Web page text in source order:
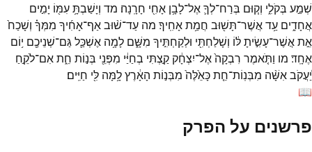
שְׁמַ֣ע בְּקֹלִ֑י וְק֧וּם בְּרַח־לְךָ֛אֶל־לָבָ֥ן אָחִ֖י חָרָֽנָה׃ מד וְיָשַׁבְתָּ֥עִמּ֖וֹ יָמִ֣ים
אֲחָדִ֑ים עַ֥דאֲשֶׁר־תָּשׁ֖וּב חֲמַ֥תאָחִֽיךָ׃ מה עַד־שׁ֨וּבאַף־אָחִ֜יךָ מִמְּךָ֗ וְשָׁכַח֙
אֵ֣תאֲשֶׁר־עָשִׂ֣יתָלּ֔וֹ וְשָׁלַחְתִּ֖י וּלְקַחְתִּ֣יךָ מִשָּׁ֑ם לָמָ֥ה אֶשְׁכַּ֛לגַּם־שְׁנֵיכֶ֖ם י֥וֹם
אֶחָֽד׃ מו וַתֹּ֤אמֶר רִבְקָה֙אֶל־יִצְחָ֔ק קַ֣צְתִּי בְחַיַּ֔י מִפְּנֵ֖י בְּנ֣וֹת חֵ֑תאִם־לֹקֵ֣חַ
יַ֠עֲקֹבאִשָּׁ֨ה מִבְּנֽוֹת־חֵ֤תכָּאֵ֙לֶּה֙ מִבְּנ֣וֹת הָאָ֔רֶץלָ֥מָּה לִּ֖י חַיִּֽים׃
📖
פרשנים על הפרק